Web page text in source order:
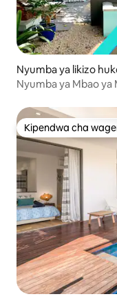
Nyumba ya likizo
Nyumba ya Mbao
Kipendwa cha
Kipendwa cha